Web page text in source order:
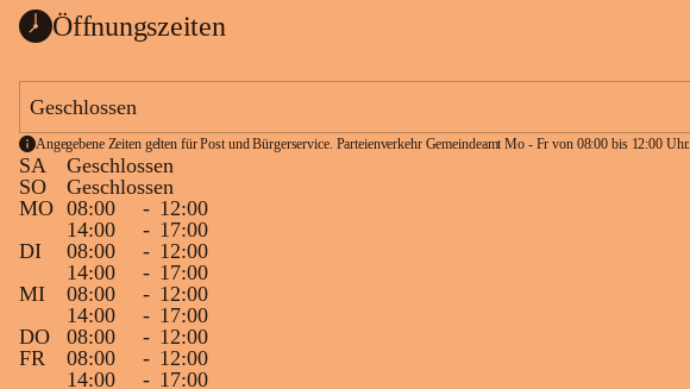
Öffnungszeiten
Geschlossen
Angegebene Zeiten gelten für Post und Bürgerservice. Parteienverkehr Gemeindeamt Mo - Fr von 08:00 bis 12:00 Uhr.
SA
Geschlossen
SO
Geschlossen
MO 08:00 - 12:00
14:00
- 17:00
DI
08:00 - 12:00
14:00
- 17:00
MI
08:00 - 12:00
14:00
- 17:00
DO
08:00 - 12:00
FR
08:00 - 12:00
14:00
- 17:00